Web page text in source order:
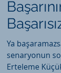
Ya
senaryonun